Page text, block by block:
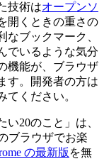
技術はオープンソ
開くときの重さの
ブックマーク、
でいるような気分
機能が、ブラウザ
す。開発者の方は
ください。
い20のこと」は、
ブラウザでお楽
の最新版 を無